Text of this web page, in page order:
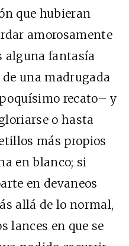
que hubieran
amorosamente
alguna fantasía
una madrugada
recato– y
o hasta
más propios
en blanco; si
en devaneos
allá de lo normal,
lances en que se